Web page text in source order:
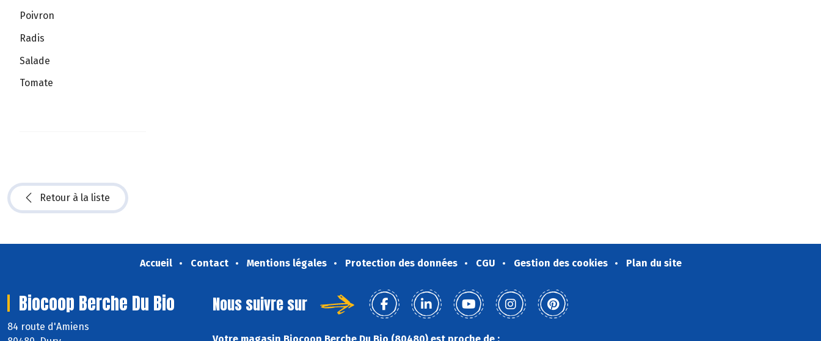
Poivron
Radis
Salade
Tomate
Retour à la liste
Accueil Contact Mentions légales Protection des données CGU Gestion des cookies Plan du site
Biocoop Berche Du Bio
84 route d'Amiens
Nous suivre sur